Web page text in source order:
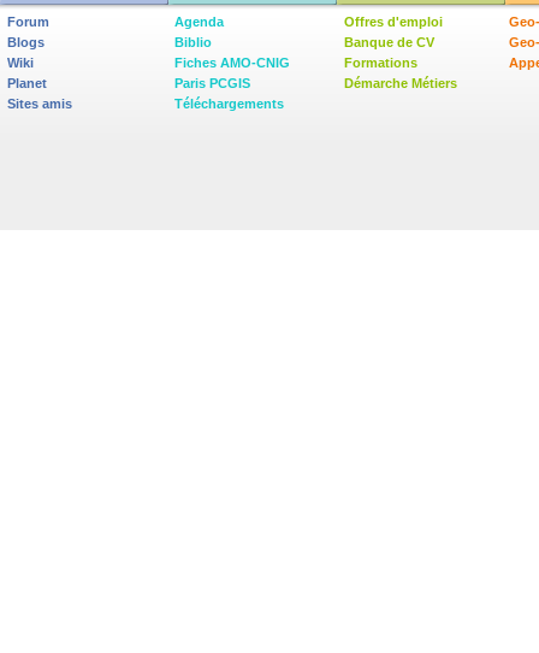
Forum
Blogs
Wiki
Planet
Sites amis
Agenda
Biblio
Fiches AMO-CNIG
Paris PCGIS
Téléchargements
Offres d'emploi
Banque de CV
Formations
Démarche Métiers